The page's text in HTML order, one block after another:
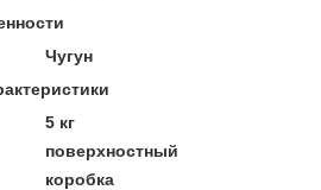
Чугун
5 кг
поверхностный
коробка